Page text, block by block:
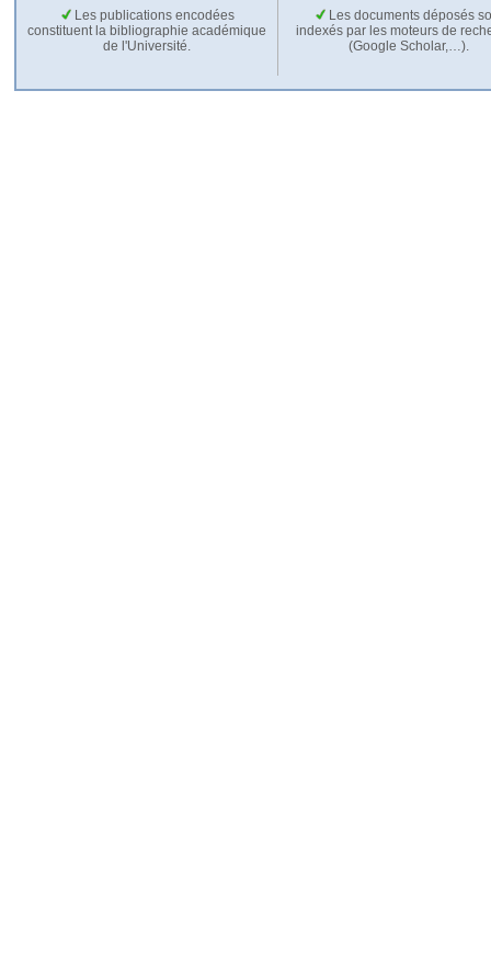
Les publications encodées
constituent la bibliographie académique
de l'Université.
Les documents déposés
indexés par les moteurs de
(Google Scholar,…).